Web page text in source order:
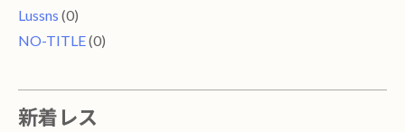
Lussns (0)
NO-TITLE(0)
新着レス